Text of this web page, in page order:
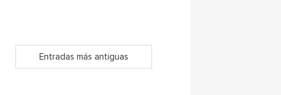
Entradas más antiguas